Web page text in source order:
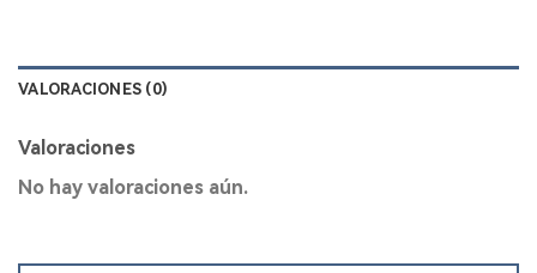
VALORACIONES (0)
Valoraciones
No hay valoraciones aún.